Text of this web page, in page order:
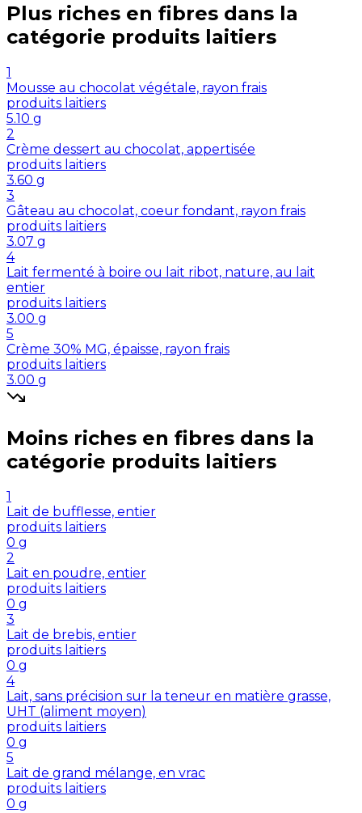
Plus riches en fibres dans la
catégorie produits laitiers
1
Mousse au chocolat végétale, rayon frais
produits laitiers
5.10 g
2
Crème dessert au chocolat, appertisée
produits laitiers
3.60 g
3
Gâteau au chocolat, coeur fondant, rayon frais
produits laitiers
3.07 g
4
Lait fermenté à boire ou lait ribot, nature, au lait
entier
produits laitiers
3.00 g
5
Crème 30% MG, épaisse, rayon frais
produits laitiers
3.00 g
Moins riches en fibres dans la
catégorie produits laitiers
1
Lait de bufflesse, entier
produits laitiers
0 g
2
Lait en poudre, entier
produits laitiers
0 g
3
Lait de brebis, entier
produits laitiers
0 g
4
Lait, sans précision sur la teneur en matière grasse,
UHT (aliment moyen)
produits laitiers
0 g
5
Lait de grand mélange, en vrac
produits laitiers
0 g